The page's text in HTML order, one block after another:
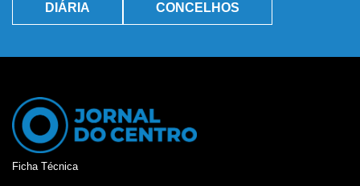
DIÁRIA CONCELHOS
Ficha Técnica